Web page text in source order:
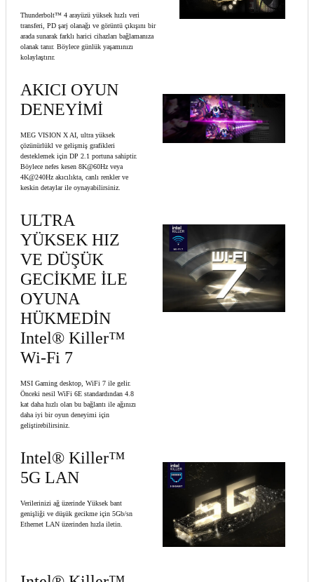
Thunderbolt™ 4 arayüzü yüksek hızlı veri
transferi, PD şarj olanağı ve görüntü çıkışını bir
arada sunarak farklı harici cihazları bağlamanıza
olanak tanır. Böylece günlük yaşamınızı
kolaylaştırır.
AKICI OYUN
DENEYİMİ
MEG VISION X AI, ultra yüksek
çözünürlükl ve gelişmiş grafikleri
desteklemek için DP 2.1 portuna sahiptir.
Böylece nefes kesen 8K@60Hz veya
4K@240Hz akıcılıkta, canlı renkler ve
keskin detaylar ile oynayabilirsiniz.
ULTRA
YÜKSEK HIZ
VE DÜŞÜK
GECİKME İLE
OYUNA
HÜKMEDİN
Intel® Killer™
Wi-Fi 7
MSI Gaming desktop, WiFi 7 ile gelir.
Önceki nesil WiFi 6E standardından 4.8
kat daha hızlı olan bu bağlantı ile ağınızı
daha iyi bir oyun deneyimi için
geliştirebilirsiniz.
Intel® Killer™
5G LAN
Verilerinizi ağ üzerinde Yüksek bant
genişliği ve düşük gecikme için 5Gb/sn
Ethernet LAN üzerinden hızla iletin.